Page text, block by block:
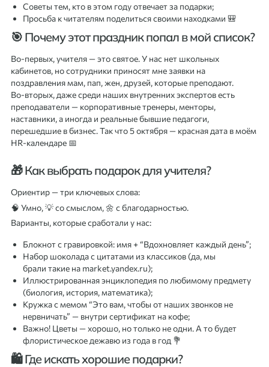
Советы тем, кто в этом году отвечает за подарки;
Просьба к читателям поделиться своими находками 🎒
🎯 Почему этот праздник попал в мой список?
Во-первых, учителя — это святое. У нас нет школьных
кабинетов, но сотрудники приносят мне заявки на
поздравления мам, пап, жен, друзей, которые преподают.
Во-вторых, даже среди наших внутренних экспертов есть
преподаватели — корпоративные тренеры, менторы,
наставники, а иногда и реальные бывшие педагоги,
перешедшие в бизнес. Так что 5 октября — красная дата в моём
HR-календаре 📅
🎁 Как выбрать подарок для учителя?
Ориентир — три ключевых слова:
🧠 Умно, 💡 со смыслом, 🌼 с благодарностью.
Варианты, которые сработали у нас:
Блокнот с гравировкой: имя + “Вдохновляет каждый день”;
Набор шоколада с цитатами из классиков (да, мы
брали такие на market.yandex.ru);
Иллюстрированная энциклопедия по любимому предмету
(биология, история, математика);
Кружка с мемом “Это вам, чтобы от наших звонков не
нервничать” — внутри сертификат на кофе;
Важно! Цветы — хорошо, но только не одни. А то будет
флористическое дежавю из года в год 💐
🛍 Где искать хорошие подарки?